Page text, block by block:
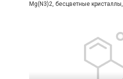
Mg(N3)2, бесцветные кристаллы,